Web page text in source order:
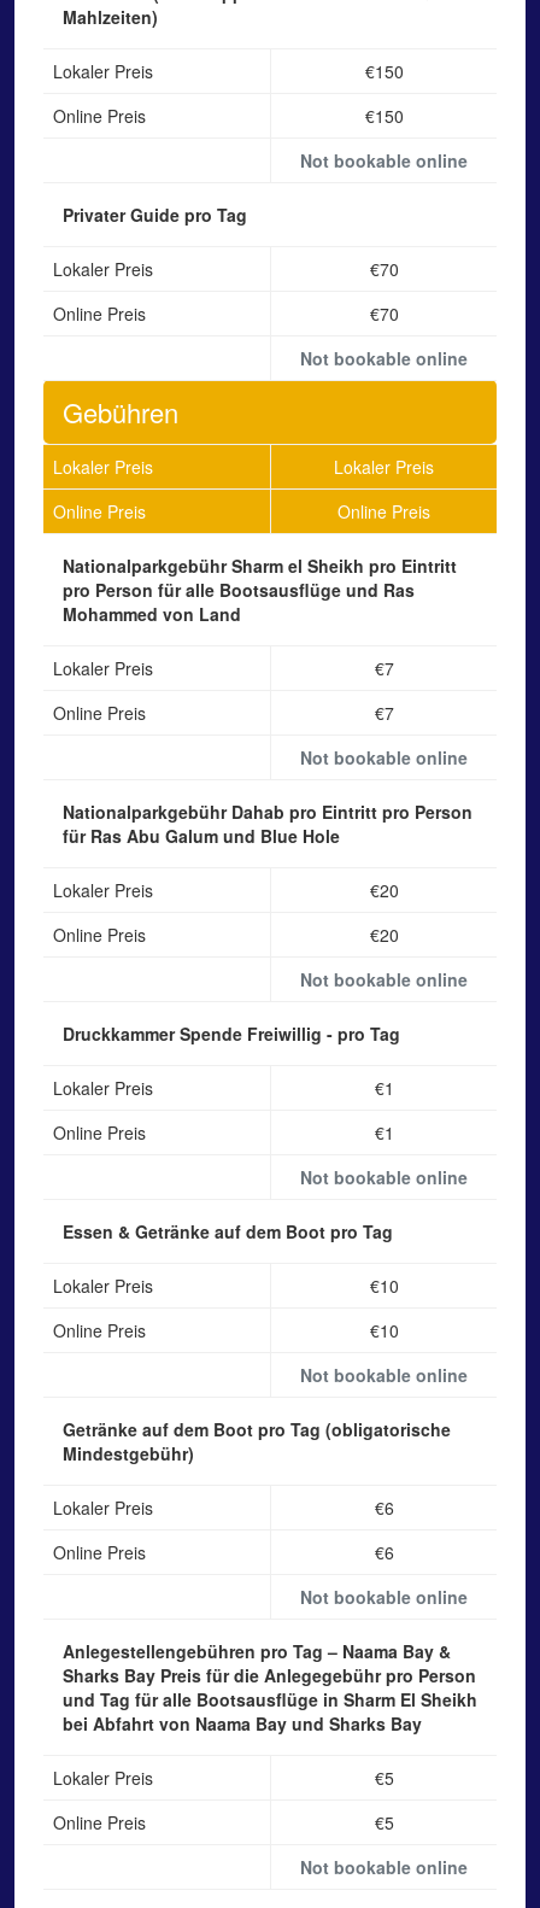
Mahlzeiten)
Lokaler Preis
€150
Online Preis
€150
Not bookable online
Privater Guide pro Tag
Lokaler Preis
€70
Online Preis
€70
Not bookable online
Gebühren
Lokaler Preis
Lokaler Preis
Online Preis
Online Preis
Nationalparkgebühr Sharm el Sheikh pro Eintritt
pro Person für alle Bootsausflüge und Ras
Mohammed von Land
Lokaler Preis
€7
Online Preis
€7
Not bookable online
Nationalparkgebühr Dahab pro Eintritt pro Person
für Ras Abu Galum und Blue Hole
Lokaler Preis
€20
Online Preis
€20
Not bookable online
Druckkammer Spende Freiwillig - pro Tag
Lokaler Preis
€1
Online Preis
€1
Not bookable online
Essen & Getränke auf dem Boot pro Tag
Lokaler Preis
€10
Online Preis
€10
Not bookable online
Getränke auf dem Boot pro Tag (obligatorische
Mindestgebühr)
Lokaler Preis
€6
Online Preis
€6
Not bookable online
Anlegestellengebühren pro Tag – Naama Bay &
Sharks Bay Preis für die Anlegegebühr pro Person
und Tag für alle Bootsausflüge in Sharm El Sheikh
bei Abfahrt von Naama Bay und Sharks Bay
Lokaler Preis
€5
Online Preis
€5
Not bookable online